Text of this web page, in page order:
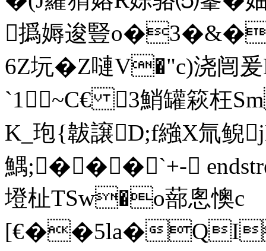
撝媷逡豎
6Z坃�Z嗹V�"c)浇闿
`1~C€ 3鮹罐篍枉
K_玸{韍譲D;f繈X氚鲵
鰅;���`+-
墱杫TSw�o蔀悤懊c
[€��5la�